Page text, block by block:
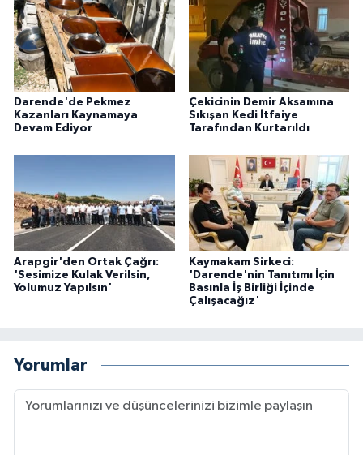
Darende'de Pekmez
Kazanları Kaynamaya
Devam Ediyor
Çekicinin Demir Aksamına
Sıkışan Kedi İtfaiye
Tarafından Kurtarıldı
Arapgir'den Ortak Çağrı:
'Sesimize Kulak Verilsin,
Yolumuz Yapılsın'
Kaymakam Sirkeci:
'Darende'nin Tanıtımı İçin
Basınla İş Birliği İçinde
Çalışacağız'
Yorumlar